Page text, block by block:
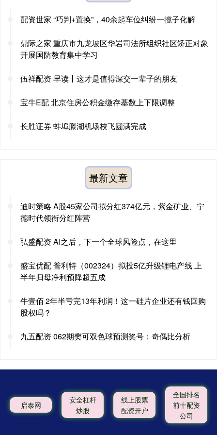
配资世家 “巧判+置换”，40余起车位纠纷一揽子化解
鼎际之家 重庆市九龙坡区华岩司法所组织社区矫正对象
开展国防教育集中学习
伍祥配资 早读丨这才是值得深交一辈子的朋友
宝牛E配 北京住房公积金缴存基数上下限调整
长胜证券 蚌埠滕湖机场校飞圆满完成
最新文章
迪时策略 A股45家公司拟分红374亿元，紫金矿业、宁
德时代领衔分红阵营
弘盛配资 AI之后，下一个全球风险点，在这里
盛宝优配 普利特（002324）拟投5亿升级锂电产线 上
半年归母净利预降超五成
牛壹佰 2年半亏完13年利润！这一硅片企业还有钱回购
股权吗？
九五配资 062期樊可双色球预测奖号：奇偶比分析
启泰网
安全杠杆
炒股
线上股票
配资开户
全国排名
前十配资
公司